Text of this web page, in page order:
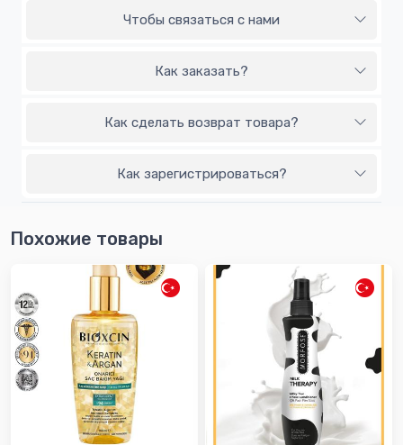
Чтобы связаться с нами
Как заказать?
Как сделать возврат товара?
Как зарегистрироваться?
Похожие товары